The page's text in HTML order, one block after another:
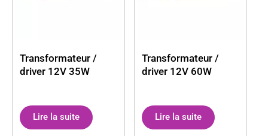
Transformateur /
driver 12V 35W
Lire la suite
Transformateur /
driver 12V 60W
Lire la suite